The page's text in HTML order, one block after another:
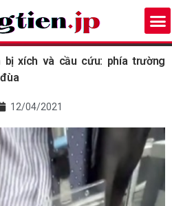
bị xích và cầu cứu: phía trường
12/04/2021